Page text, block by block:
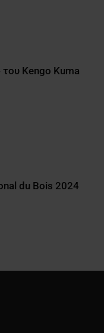
Kengo Kuma
du Bois 2024